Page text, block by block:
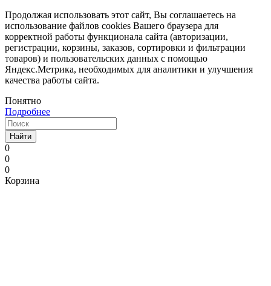
Продолжая использовать этот сайт, Вы соглашаетесь на
использование файлов cookies Вашего браузера для
корректной работы функционала сайта (авторизации,
регистрации, корзины, заказов, сортировки и фильтрации
товаров) и пользовательских данных с помощью
Яндекс.Метрика, необходимых для аналитики и улучшения
качества работы сайта.
Понятно
Подробнее
Найти
0
0
0
Корзина